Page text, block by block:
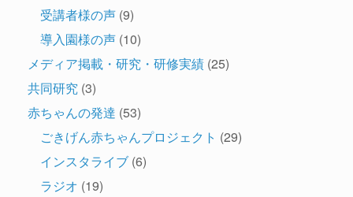
受講者様の声 (9)
導入園様の声 (10)
メディア掲載・研究・研修実績 (25)
共同研究 (3)
赤ちゃんの発達 (53)
ごきげん赤ちゃんプロジェクト (29)
インスタライブ (6)
ラジオ (19)